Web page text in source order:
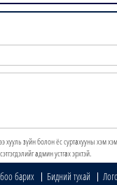
хууль зүйн болон ёс суртахууны хэм
админ устгах эрхтэй.
барих Бидний тухай